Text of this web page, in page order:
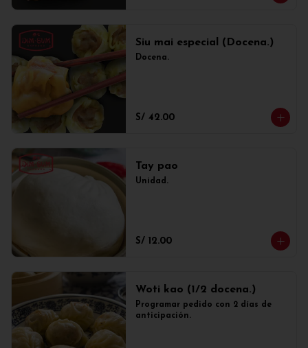
Siu mai especial (Docena.)
Docena.
S/ 42.00
Tay pao
Unidad.
S/ 12.00
Woti kao (1/2 docena.)
Programar pedido con 2 días de
anticipación.